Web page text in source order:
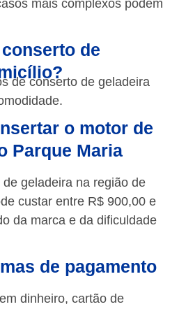
mais complexos podem
de
de conserto de geladeira
o motor de
Parque Maria
geladeira na região de
custar entre R$ 900,00 e
da marca e da dificuldade
de pagamento
dinheiro, cartão de